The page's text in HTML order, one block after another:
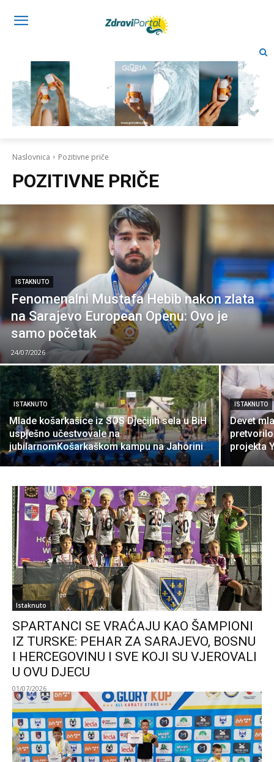
Naslovnica Pozitivne priče
POZITIVNE PRIČE
ISTAKNUTO
Fenomenalni Mustafa Hebib nakon zlata
na Sarajevo European Openu: Ovo je
samo početak
24/07/2026
ISTAKNUTO
Mlade košarkašice iz SOS Dječijih sela u BiH
uspješno učestvovale na
jubilarnomKošarkaškom kampu na Jahorini
ISTAKNUTO
Devet
projekta
Istaknuto
SPARTANCI SE VRAĆAJU KAO ŠAMPIONI
IZ TURSKE: PEHAR ZA SARAJEVO, BOSNU
I HERCEGOVINU I SVE KOJI SU VJEROVALI
U OVU DJECU
01/07/2026